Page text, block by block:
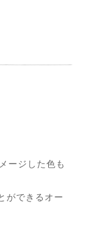
ージした色も
ができるオー